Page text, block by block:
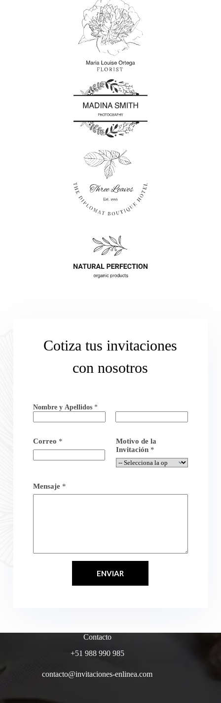
Cotiza tus invitaciones
con nosotros
Nombre y Apellidos *
Correo *
Motivo de la
Invitación *
Mensaje *
ENVIAR
Contacto
+51 988 990 985
contacto@invitaciones-enlinea.com